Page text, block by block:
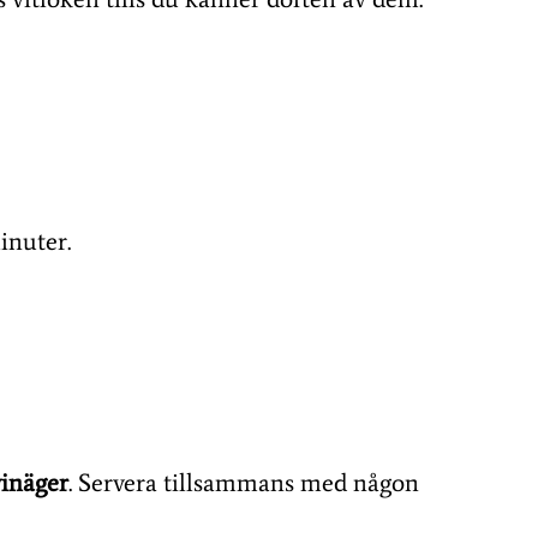
. Servera tillsammans med någon